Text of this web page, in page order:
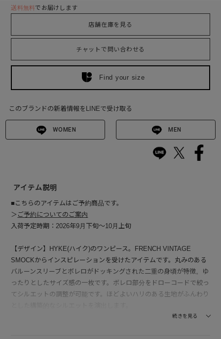
送料無料でお届けします
店舗在庫を見る
チャットで問い合わせる
Find your size
このブランドの新着情報をLINEで受け取る
WOMEN MEN
アイテム説明
■こちらのアイテムはご予約商品です。
＞ ご予約についてのご案内
入荷予定時期：2026年9月下旬～10月上旬
【デザイン】HYKE(ハイク)のワンピース。FRENCH VINTAGE
SMOCKからインスピレーションを受けたアイテムです。丸みのある
バルーンスリーブとボレロがドッキングされた二重の身頃が特徴。ゆ
ったりとしたサイズ感の一枚です。ボレロ部分をドローコードで絞っ
てシルエットの調整が可能です。ほどよいハリのある生地がふんわり
続きを見る